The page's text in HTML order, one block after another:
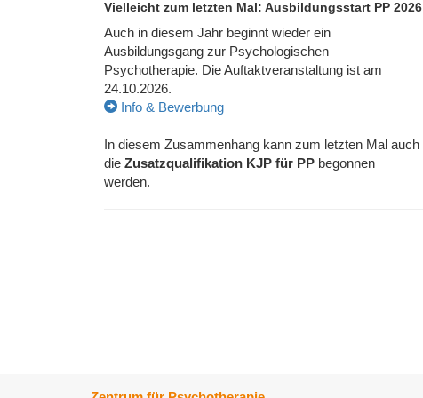
Vielleicht zum letzten Mal: Ausbildungsstart PP 2026
Auch in diesem Jahr beginnt wieder ein
Ausbildungsgang zur Psychologischen
Psychotherapie. Die Auftaktveranstaltung ist am
24.10.2026.
Info & Bewerbung
In diesem Zusammenhang kann zum letzten Mal auch
die Zusatzqualifikation KJP für PP begonnen
werden.